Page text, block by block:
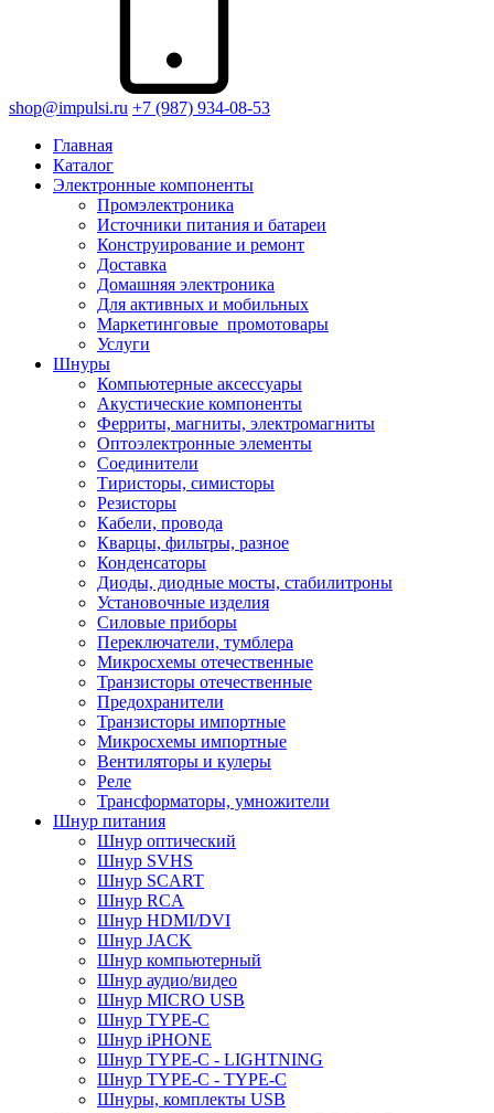
shop@impulsi.ru +7 (987) 934-08-53
Главная
Каталог
Электронные компоненты
Промэлектроника
Источники питания и батареи
Конструирование и ремонт
Доставка
Домашняя электроника
Для активных и мобильных
Маркетинговые_промотовары
Услуги
Шнуры
Компьютерные аксессуары
Акустические компоненты
Ферриты, магниты, электромагниты
Оптоэлектронные элементы
Соединители
Тиристоры, симисторы
Резисторы
Кабели, провода
Кварцы, фильтры, разное
Конденсаторы
Диоды, диодные мосты, стабилитроны
Установочные изделия
Силовые приборы
Переключатели, тумблера
Микросхемы отечественные
Транзисторы отечественные
Предохранители
Транзисторы импортные
Микросхемы импортные
Вентиляторы и кулеры
Реле
Трансформаторы, умножители
Шнур питания
Шнур оптический
Шнур SVHS
Шнур SCART
Шнур RCA
Шнур HDMI/DVI
Шнур JACK
Шнур компьютерный
Шнур аудио/видео
Шнур MICRO USB
Шнур TYPE-C
Шнур iPHONE
Шнур TYPE-C - LIGHTNING
Шнур TYPE-C - TYPE-C
Шнуры, комплекты USB